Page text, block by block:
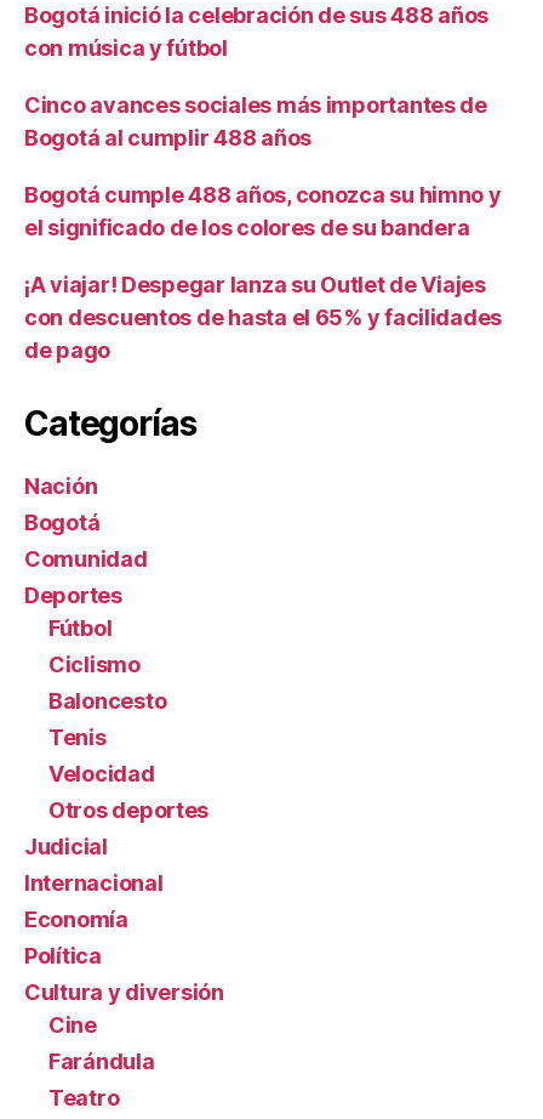
Bogotá inició la celebración de sus 488 años
con música y fútbol
Cinco avances sociales más importantes de
Bogotá al cumplir 488 años
Bogotá cumple 488 años, conozca su himno y
el significado de los colores de su bandera
¡A viajar! Despegar lanza su Outlet de Viajes
con descuentos de hasta el 65% y facilidades
de pago
Categorías
Nación
Bogotá
Comunidad
Deportes
Fútbol
Ciclismo
Baloncesto
Tenis
Velocidad
Otros deportes
Judicial
Internacional
Economía
Política
Cultura y diversión
Cine
Farándula
Teatro